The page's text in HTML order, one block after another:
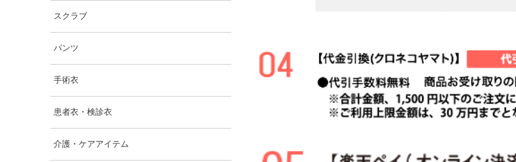
スクラブ
パンツ
手術衣
患者衣・検診衣
介護・ケアアイテム